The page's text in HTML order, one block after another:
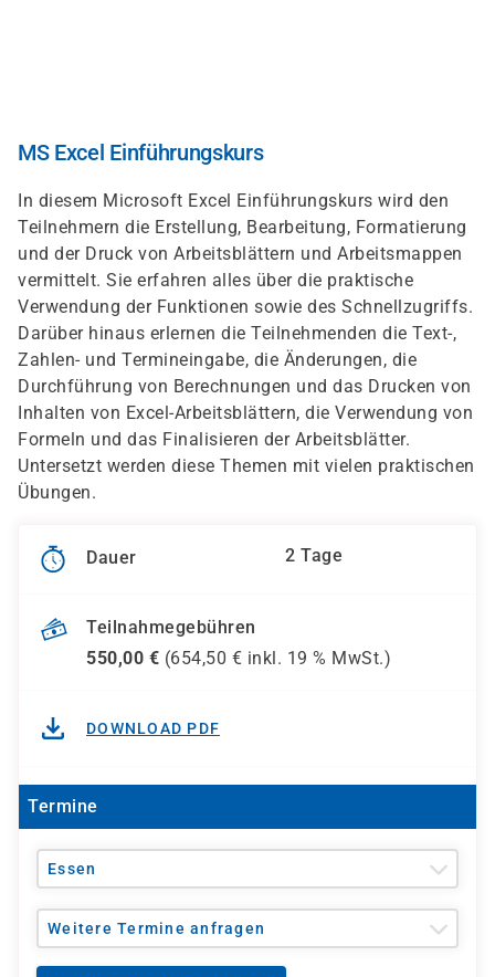
MS Excel Einführungskurs
In diesem Microsoft Excel Einführungskurs wird den
Teilnehmern die Erstellung, Bearbeitung, Formatierung
und der Druck von Arbeitsblättern und Arbeitsmappen
vermittelt. Sie erfahren alles über die praktische
Verwendung der Funktionen sowie des Schnellzugriffs.
Darüber hinaus erlernen die Teilnehmenden die Text-,
Zahlen- und Termineingabe, die Änderungen, die
Durchführung von Berechnungen und das Drucken von
Inhalten von Excel-Arbeitsblättern, die Verwendung von
Formeln und das Finalisieren der Arbeitsblätter.
Untersetzt werden diese Themen mit vielen praktischen
Übungen.
Dauer 2 Tage
Teilnahmegebühren
550,00 € (654,50 € inkl. 19 % MwSt.)
DOWNLOAD PDF
Termine
Essen
Weitere Termine anfragen